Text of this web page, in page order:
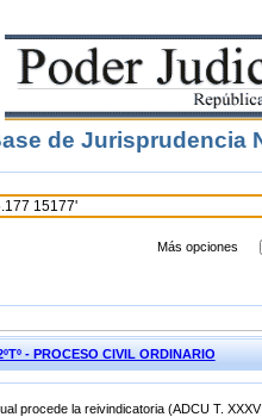
de Jurisprudencia
Más opciones
- PROCESO CIVIL ORDINARIO
procede la reivindicatoria (ADCU T.